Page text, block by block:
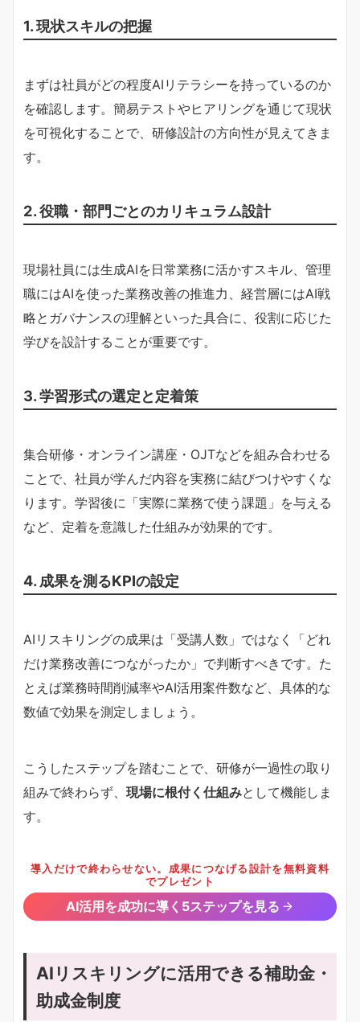
1. 現状スキルの把握
まずは社員がどの程度AIリテラシーを持っているのか
を確認します。簡易テストやヒアリングを通じて現状
を可視化することで、研修設計の方向性が見えてきま
す。
2. 役職・部門ごとのカリキュラム設計
現場社員には生成AIを日常業務に活かすスキル、管理
職にはAIを使った業務改善の推進力、経営層にはAI戦
略とガバナンスの理解といった具合に、役割に応じた
学びを設計することが重要です。
3. 学習形式の選定と定着策
集合研修・オンライン講座・OJTなどを組み合わせる
ことで、社員が学んだ内容を実務に結びつけやすくな
ります。学習後に「実際に業務で使う課題」を与える
など、定着を意識した仕組みが効果的です。
4. 成果を測るKPIの設定
AIリスキリングの成果は「受講人数」ではなく「どれ
だけ業務改善につながったか」で判断すべきです。た
とえば業務時間削減率やAI活用案件数など、具体的な
数値で効果を測定しましょう。
こうしたステップを踏むことで、研修が一過性の取り
組みで終わらず、 現場に根付く仕組みとして機能しま
す。
導入だけで終わらせない。成果につなげる設計を無料資料
でプレゼント
AI活用を成功に導く5ステップを見る
AIリスキリングに活用できる補助金・
助成金制度